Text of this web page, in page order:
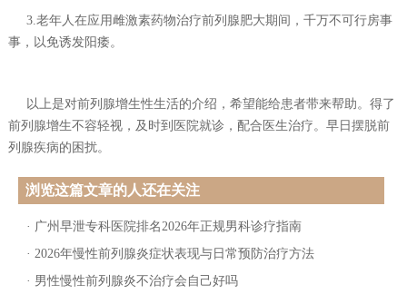
3.老年人在应用雌激素药物治疗前列腺肥大期间，千万不可行房事
事，以免诱发阳痿。
以上是对前列腺增生性生活的介绍，希望能给患者带来帮助。得了
前列腺增生不容轻视，及时到医院就诊，配合医生治疗。早日摆脱前
列腺疾病的困扰。
浏览这篇文章的人还在关注
· 广州早泄专科医院排名2026年正规男科诊疗指南
· 2026年慢性前列腺炎症状表现与日常预防治疗方法
· 男性慢性前列腺炎不治疗会自己好吗